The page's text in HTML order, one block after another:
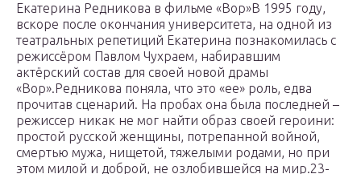
Екатерина Редникова в фильме «Вор»В 1995 году,
вскоре после окончания университета, на одной из
театральных репетиций Екатерина познакомилась с
режиссёром Павлом Чухраем, набиравшим
актёрский состав для своей новой драмы
«Вор».Редникова поняла, что это «ее» роль, едва
прочитав сценарий. На пробах она была последней –
режиссер никак не мог найти образ своей героини:
простой русской женщины, потрепанной войной,
смертью мужа, нищетой, тяжелыми родами, но при
этом милой и доброй, не озлобившейся на мир.23-